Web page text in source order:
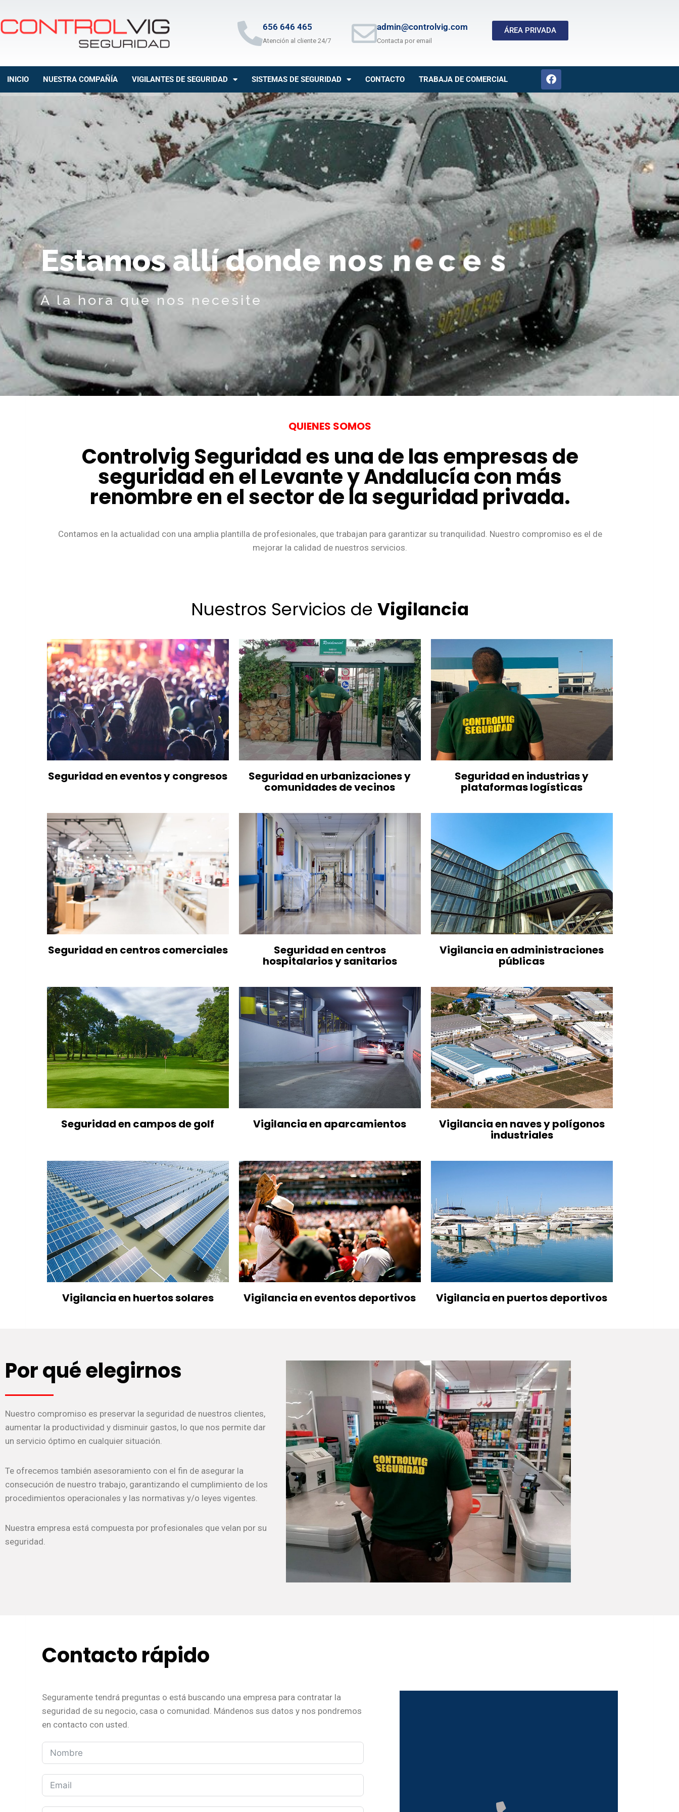
656 646 465
Atención al cliente 24/7
admin@controlvig.com
Contacta por email
ÁREA PRIVADA
INICIO NUESTRA COMPAÑÍA VIGILANTES DE SEGURIDAD SISTEMAS DE SEGURIDAD CONTACTO TRABAJA DE COMERCIAL
Estamos allí donde nos necesite
A la hora que nos necesite
QUIENES SOMOS
Controlvig Seguridad es una de las empresas de
seguridad en el Levante y Andalucía con más
renombre en el sector de la seguridad privada.
Contamos en la actualidad con una amplia plantilla de profesionales, que trabajan para garantizar su tranquilidad. Nuestro compromiso es el de
mejorar la calidad de nuestros servicios.
Nuestros Servicios de Vigilancia
Seguridad en eventos y congresos Seguridad en urbanizaciones y
comunidades de vecinos
Seguridad en industrias y
plataformas logísticas
Seguridad en centros comerciales Seguridad en centros
hospitalarios y sanitarios
Vigilancia en administraciones
públicas
Seguridad en campos de golf Vigilancia en aparcamientos Vigilancia en naves y polígonos
industriales
Vigilancia en huertos solares Vigilancia en eventos deportivos Vigilancia en puertos deportivos
Por qué elegirnos
Nuestro compromiso es preservar la seguridad de nuestros clientes,
aumentar la productividad y disminuir gastos, lo que nos permite dar
un servicio óptimo en cualquier situación.
Te ofrecemos también asesoramiento con el fin de asegurar la
consecución de nuestro trabajo, garantizando el cumplimiento de los
procedimientos operacionales y las normativas y/o leyes vigentes.
Nuestra empresa está compuesta por profesionales que velan por su
seguridad.
Contacto rápido
Seguramente tendrá preguntas o está buscando una empresa para contratar la
seguridad de su negocio, casa o comunidad. Mándenos sus datos y nos pondremos
en contacto con usted.